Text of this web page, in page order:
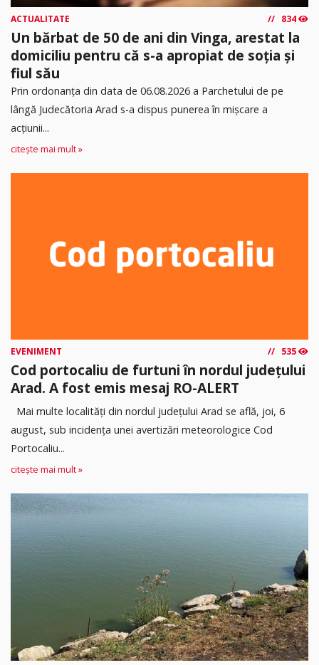
ACTUALITATE 834
Un bărbat de 50 de ani din Vinga, arestat la
domiciliu pentru că s-a apropiat de soția și
fiul său
Prin ordonanța din data de 06.08.2026 a Parchetului de pe
lângă Judecătoria Arad s-a dispus punerea în mişcare a
acţiunii...
citește mai mult »
EVENIMENT 535
Cod portocaliu de furtuni în nordul județului
Arad. A fost emis mesaj RO-ALERT
Mai multe localități din nordul județului Arad se află, joi, 6
august, sub incidența unei avertizări meteorologice Cod
Portocaliu...
citește mai mult »